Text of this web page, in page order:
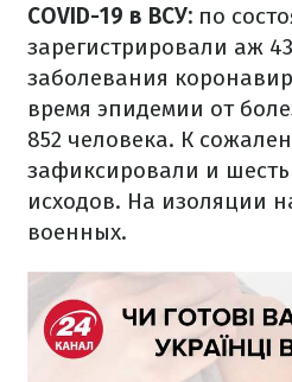
​COVID-19 в ВСУ: по
зарегистрировали аж
заболевания
время эпидемии от
852 человека. К
зафиксировали и
исходов. На изоляции
военных.